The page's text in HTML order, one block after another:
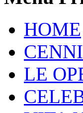
HOME
LE